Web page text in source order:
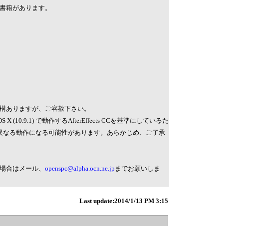
籍があります。
ありますが、ご容赦下さい。
X (10.9.1) で動作するAfterEffects CCを基準にしているた
なる動作になる可能性があります。あらかじめ、ご了承
合はメール、 openspc@alpha.ocn.ne.jp までお願いしま
Last update:2014/1/13 PM 3:15